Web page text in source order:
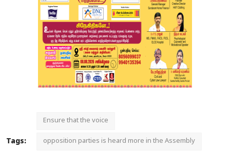
Tags:
Ensure that the voice
opposition parties is heard more in the Assembly